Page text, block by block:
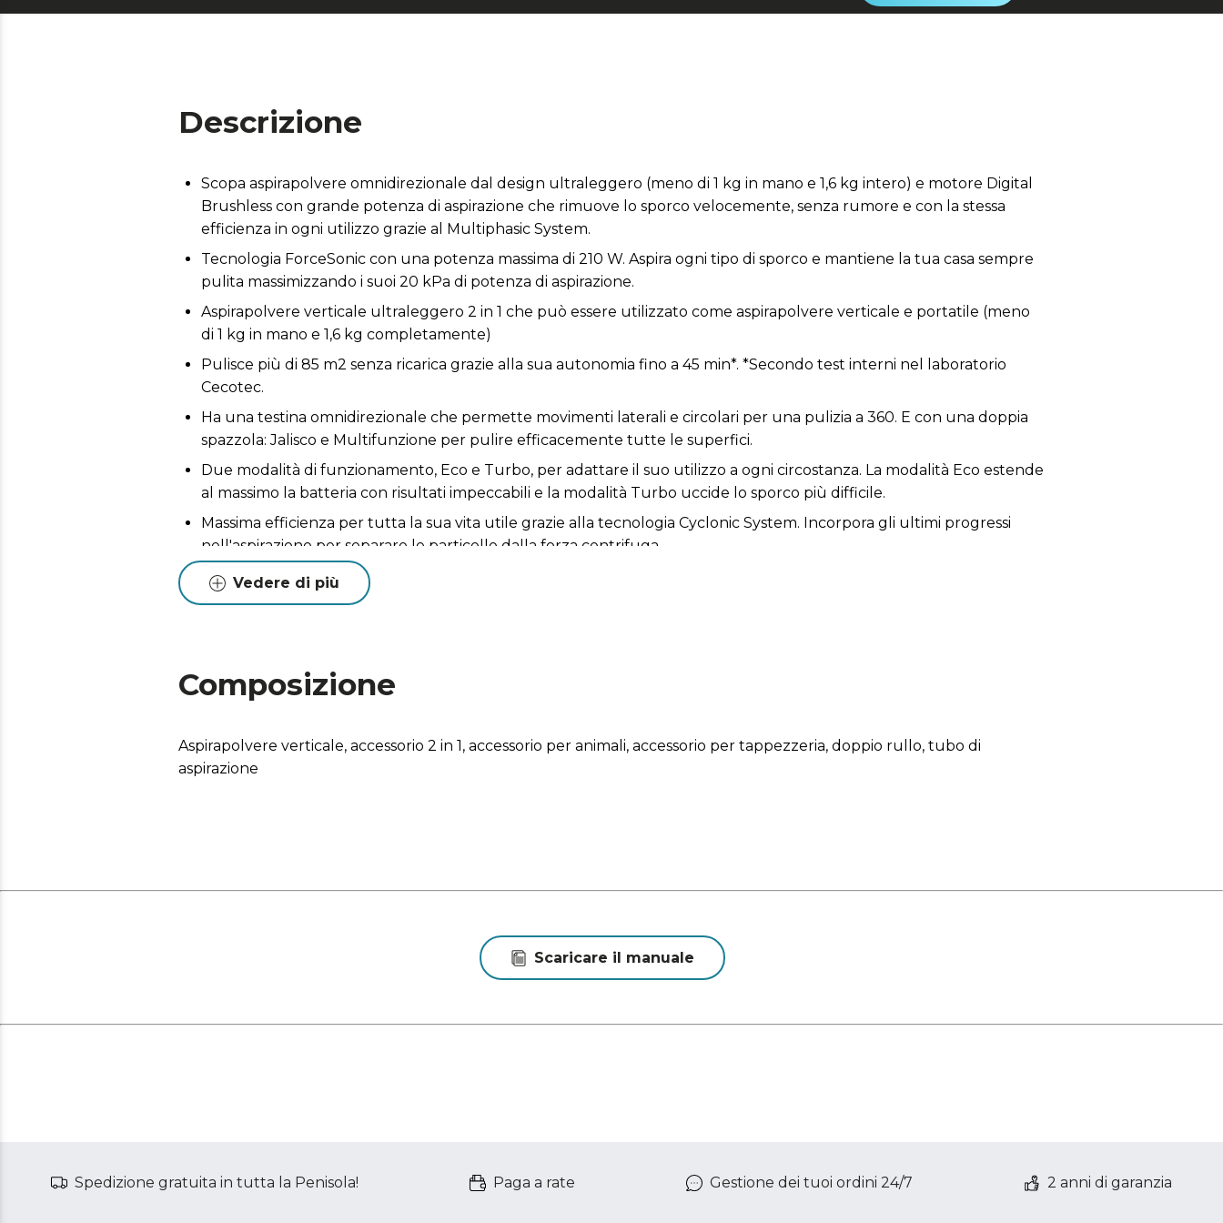
Descrizione
Scopa aspirapolvere omnidirezionale dal design ultraleggero (meno di 1 kg in mano e 1,6 kg intero) e motore Digital
Brushless con grande potenza di aspirazione che rimuove lo sporco velocemente, senza rumore e con la stessa
efficienza in ogni utilizzo grazie al Multiphasic System.
Tecnologia ForceSonic con una potenza massima di 210 W. Aspira ogni tipo di sporco e mantiene la tua casa sempre
pulita massimizzando i suoi 20 kPa di potenza di aspirazione.
Aspirapolvere verticale ultraleggero 2 in 1 che può essere utilizzato come aspirapolvere verticale e portatile (meno
di 1 kg in mano e 1,6 kg completamente)
Pulisce più di 85 m2 senza ricarica grazie alla sua autonomia fino a 45 min*. *Secondo test interni nel laboratorio
Cecotec.
Ha una testina omnidirezionale che permette movimenti laterali e circolari per una pulizia a 360. E con una doppia
spazzola: Jalisco e Multifunzione per pulire efficacemente tutte le superfici.
Due modalità di funzionamento, Eco e Turbo, per adattare il suo utilizzo a ogni circostanza. La modalità Eco estende
al massimo la batteria con risultati impeccabili e la modalità Turbo uccide lo sporco più difficile.
Massima efficienza per tutta la sua vita utile grazie alla tecnologia Cyclonic System. Incorpora gli ultimi progressi
nell'aspirazione per separare le particelle dalla forza centrifuga.
Accessorio speciale per animali PetStyle per spazzolare e pulire direttamente il tuo animale domestico.
Vedere di più
Composizione
Aspirapolvere verticale, accessorio 2 in 1, accessorio per animali, accessorio per tappezzeria, doppio rullo, tubo di
aspirazione
Scaricare il manuale
Spedizione gratuita in tutta la Penisola! Paga a rate Gestione dei tuoi ordini 24/7 2 anni di garanzia